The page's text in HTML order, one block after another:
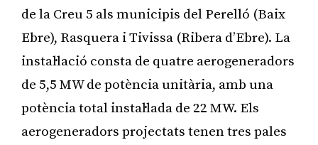
de la Creu 5 als municipis del Perelló (Baix
Ebre), Rasquera i Tivissa (Ribera d’Ebre). La
instal·lació consta de quatre aerogeneradors
de 5,5 MW de potència unitària, amb una
potència total instal·lada de 22 MW. Els
aerogeneradors projectats tenen tres pales